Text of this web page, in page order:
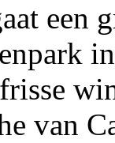
een
van